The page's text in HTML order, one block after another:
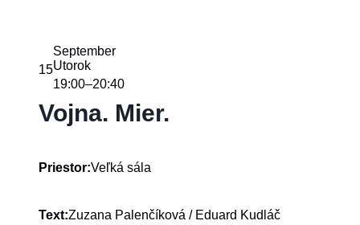
15
September
Utorok
19:00–20:40
Vojna. Mier.
Priestor:Veľká sála
Text:Zuzana Palenčíková / Eduard Kudláč